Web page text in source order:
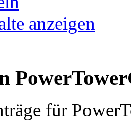
anzeigen
für